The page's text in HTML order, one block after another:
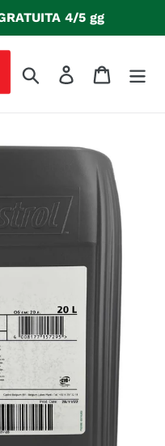
4/5 gg
Cerca Accedi Carrello